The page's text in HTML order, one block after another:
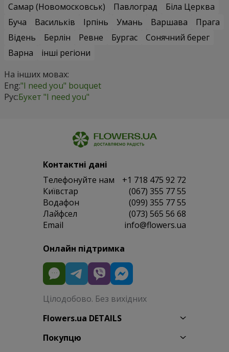
Самар (Новомосковськ)
Павлоград
Біла Церква
Буча
Васильків Ірпінь Умань Варшава
Прага
Відень
Берлін Ревне Бургас
Сонячний берег
Варна
інші регіони
На інших мовах:
Eng:"I need you" bouquet
Рус:Букет "I need you"
Контактні дані
Телефонуйте нам
+1 718 475 92 72
Київстар
(067) 355 77 55
Водафон
(099) 355 77 55
Лайфсел
(073) 565 56 68
Email
info@flowers.ua
Онлайн підтримка
Цілодобово. Без вихідних
Flowers.ua DETAILS
Покупцю